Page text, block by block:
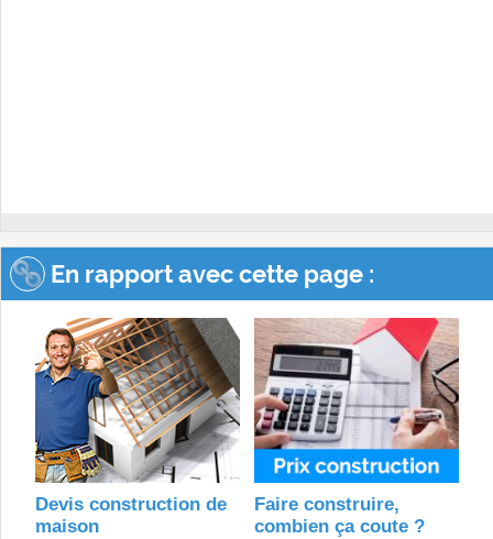
En rapport avec cette page :
Devis construction de
maison
Faire construire,
combien ça coute ?